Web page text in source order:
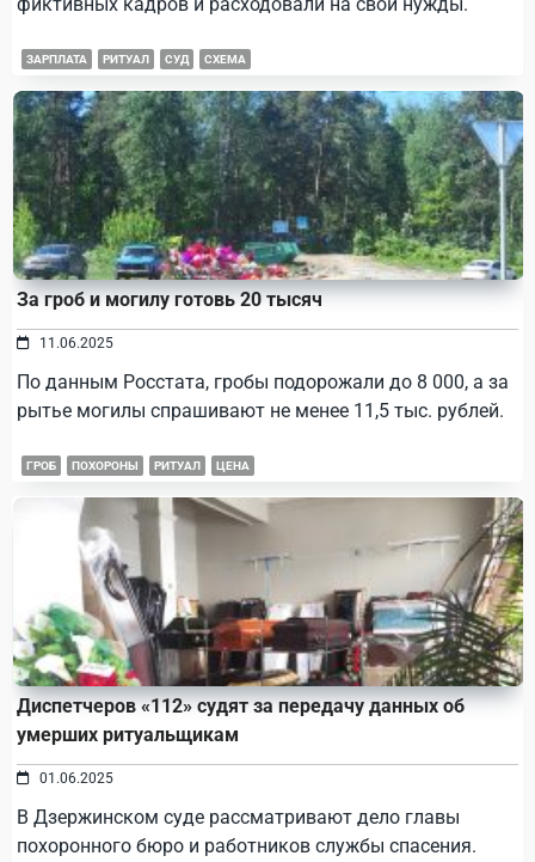
ЗАРПЛАТА РИТУАЛ СУД СХЕМА
За гроб и могилу готовь 20 тысяч
11.06.2025
По данным Росстата, гробы подорожали до 8 000, а за
рытье могилы спрашивают не менее 11,5 тыс. рублей.
ГРОБ ПОХОРОНЫ РИТУАЛ ЦЕНА
Диспетчеров «112» судят за передачу данных об
умерших ритуальщикам
01.06.2025
В Дзержинском суде рассматривают дело главы
похоронного бюро и работников службы спасения.